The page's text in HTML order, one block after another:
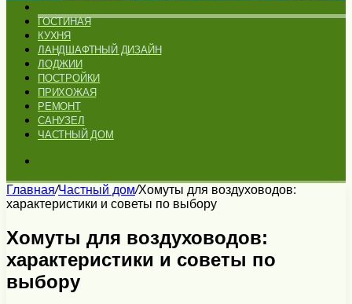
ГОСТИНАЯ
КУХНЯ
ЛАНДШАФТНЫЙ ДИЗАЙН
ЛОДЖИИ
ПОСТРОЙКИ
ПРИХОЖАЯ
РЕМОНТ
САНУЗЕЛ
ЧАСТНЫЙ ДОМ
Главная/Частный дом/Хомуты для воздуховодов:
характеристики и советы по выбору
Хомуты для воздуховодов:
характеристики и советы по
выбору